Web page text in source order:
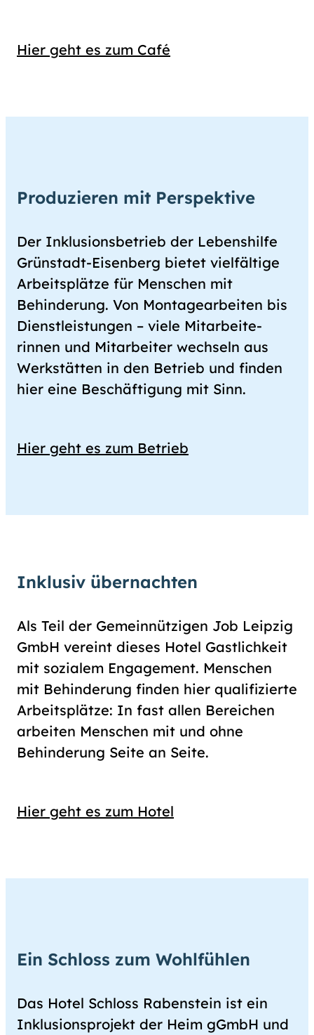
Hier geht es zum Café
Produzieren mit Perspektive
Der Inklusionsbetrieb der Lebenshilfe
Grünstadt-Eisenberg bietet vielfältige
Arbeitsplätze für Menschen mit
Behinderung. Von Montagearbeiten bis
Dienst­leis­tungen – viele Mit­arbeite­
rinnen und Mit­arbeiter wechseln aus
Werk­stätten in den Betrieb und finden
hier eine Beschäf­tigung mit Sinn.
Hier geht es zum Betrieb
Inklusiv übernachten
Als Teil der Gemeinnützigen Job Leipzig
GmbH vereint dieses Hotel Gastlichkeit
mit sozialem Engagement. Menschen
mit Behinderung finden hier qualifizierte
Arbeitsplätze: In fast allen Bereichen
arbeiten Menschen mit und ohne
Behinderung Seite an Seite.
Hier geht es zum Hotel
Ein Schloss zum Wohlfühlen
Das Hotel Schloss Rabenstein ist ein
Inklusionsprojekt der Heim gGmbH und